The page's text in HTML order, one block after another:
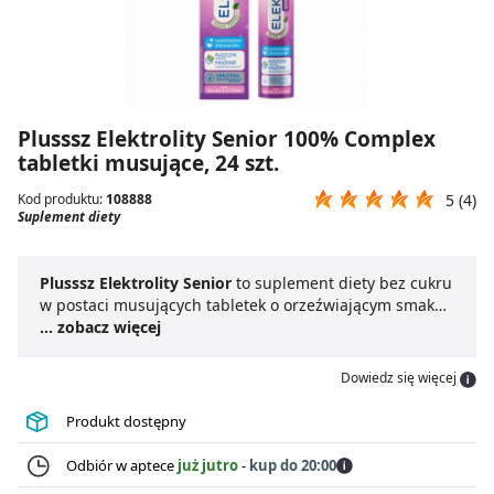
Plusssz Elektrolity Senior 100% Complex
tabletki musujące, 24 szt.
Kod produktu: 108888
Suplement diety
5 (4)
Plusssz Elektrolity Senior to suplement diety bez cukru
w postaci musujących tabletek o orzeźwiającym smaku
maliny i cytryny, stworzony z myślą o osobach
, takie jak sód, potas, magnez, wapń i chlorek,
które wspierają prawidłowe nawodnienie organizmu i
utrzymanie równowagi mineralnej. Obecność ekstraktu
z ruszczyka kolczastego pomaga w prawidłowym
krążeniu w kończynach dolnych, natomiast witaminy B6
i B12 wspierają funkcje psychologiczne i zmniejszają
... zobacz więcej
Dowiedz się więcej
Produkt dostępny
Odbiór w aptece już jutro- kup do 20:00